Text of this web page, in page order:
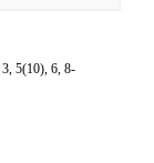
5(10), 6, 8-